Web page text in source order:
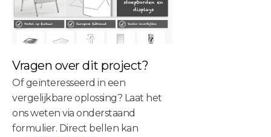
Vragen over dit project?
Of geïnteresseerd in een
vergelijkbare oplossing? Laat het
ons weten via onderstaand
formulier. Direct bellen kan